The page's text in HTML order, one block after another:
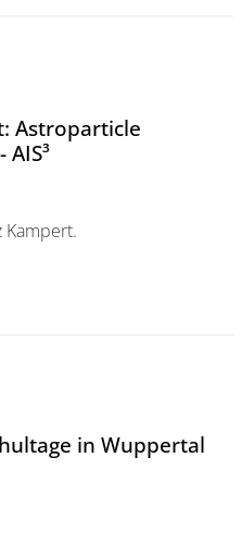
Astroparticle
Kampert.
Immersive Synthesizer³
in Wuppertal
in Wuppertal